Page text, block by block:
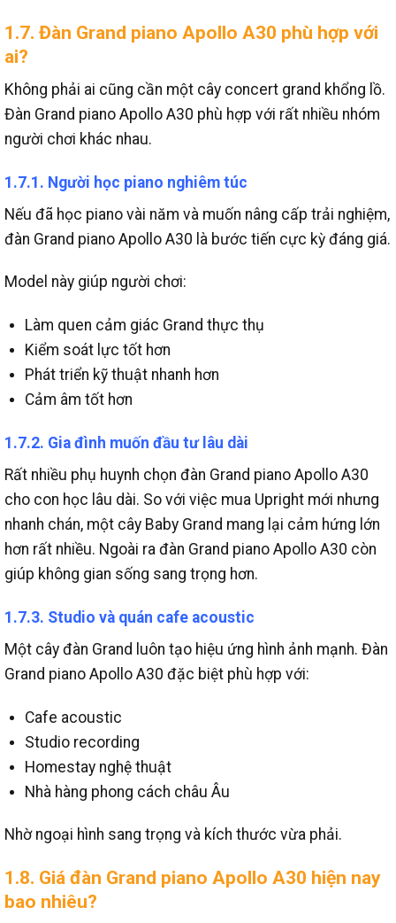
1.7. Đàn Grand piano Apollo A30 phù hợp với
ai?
Không phải ai cũng cần một cây concert grand khổng lồ.
Đàn Grand piano Apollo A30 phù hợp với rất nhiều nhóm
người chơi khác nhau.
1.7.1. Người học piano nghiêm túc
Nếu đã học piano vài năm và muốn nâng cấp trải nghiệm,
đàn Grand piano Apollo A30 là bước tiến cực kỳ đáng giá.
Model này giúp người chơi:
Làm quen cảm giác Grand thực thụ
Kiểm soát lực tốt hơn
Phát triển kỹ thuật nhanh hơn
Cảm âm tốt hơn
1.7.2. Gia đình muốn đầu tư lâu dài
Rất nhiều phụ huynh chọn đàn Grand piano Apollo A30
cho con học lâu dài. So với việc mua Upright mới nhưng
nhanh chán, một cây Baby Grand mang lại cảm hứng lớn
hơn rất nhiều. Ngoài ra đàn Grand piano Apollo A30 còn
giúp không gian sống sang trọng hơn.
1.7.3. Studio và quán cafe acoustic
Một cây đàn Grand luôn tạo hiệu ứng hình ảnh mạnh. Đàn
Grand piano Apollo A30 đặc biệt phù hợp với:
Cafe acoustic
Studio recording
Homestay nghệ thuật
Nhà hàng phong cách châu Âu
Nhờ ngoại hình sang trọng và kích thước vừa phải.
1.8. Giá đàn Grand piano Apollo A30 hiện nay
bao nhiêu?